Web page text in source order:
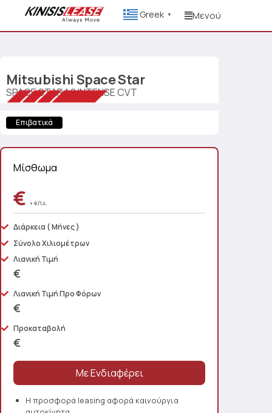
Greek ▼ Μενού
Mitsubishi Space Star
SPACE STAR 1.2 INTENSE CVT
Επιβατικά
Μίσθωμα
€ + Φ.Π.Α.
Διάρκεια ( Μήνες )
Σύνολο Χιλιομέτρων
Λιανική Τιμή
€
Λιανική Τιμή Προ Φόρων
€
Προκαταβολή
€
Η προσφορά leasing αφορά καινούργια